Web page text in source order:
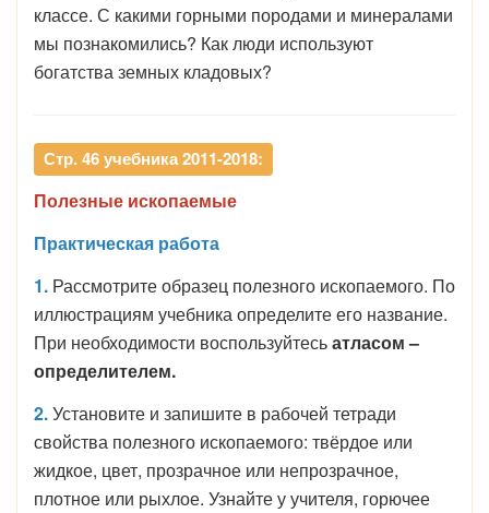
классе. С какими горными породами и минералами
мы познакомились? Как люди используют
богатства земных кладовых?
Стр. 46 учебника 2011-2018:
Полезные ископаемые
Практическая работа
1. Рассмотрите образец полезного ископаемого. По
иллюстрациям учебника определите его название.
При необходимости воспользуйтесьатласом –
определителем.
2.Установите и запишите в рабочей тетради
свойства полезного ископаемого: твёрдое или
жидкое, цвет, прозрачное или непрозрачное,
плотное или рыхлое. Узнайте у учителя, горючее